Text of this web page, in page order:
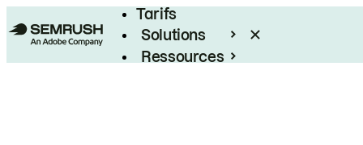
Tarifs
Solutions
Ressources